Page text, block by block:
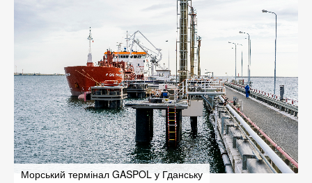
Морський термінал GASPOL у Гданську